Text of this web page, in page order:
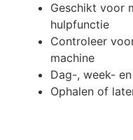
Geschikt voor
hulpfunctie
Controleer
machine
Dag-, week-
Ophalen of